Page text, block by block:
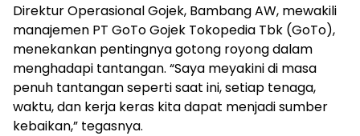
Direktur Operasional Gojek, Bambang AW, mewakili
manajemen PT GoTo Gojek Tokopedia Tbk (GoTo),
menekankan pentingnya gotong royong dalam
menghadapi tantangan. “Saya meyakini di masa
penuh tantangan seperti saat ini, setiap tenaga,
waktu, dan kerja keras kita dapat menjadi sumber
kebaikan,” tegasnya.